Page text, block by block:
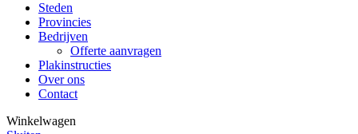
Steden
Provincies
Bedrijven
Offerte aanvragen
Plakinstructies
Over ons
Contact
Winkelwagen